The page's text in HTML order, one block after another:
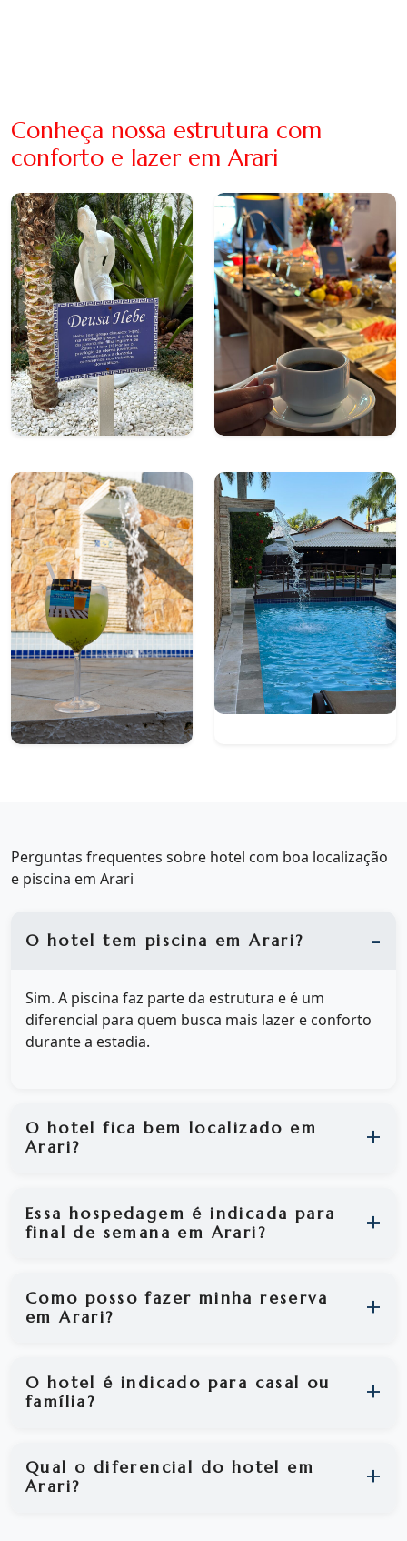
Conheça nossa estrutura com
conforto e lazer em Arari
Perguntas frequentes sobre hotel com boa localização
e piscina em Arari
O hotel tem piscina em Arari?
Sim. A piscina faz parte da estrutura e é um
diferencial para quem busca mais lazer e conforto
durante a estadia.
O hotel fica bem localizado em
Arari?
Essa hospedagem é indicada para
final de semana em Arari?
Como posso fazer minha reserva
em Arari?
O hotel é indicado para casal ou
família?
Qual o diferencial do hotel em
Arari?